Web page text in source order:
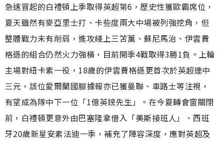
急速冒起的白禮頓上季取得英超第6，歷史性獲歐霸席位，
夏天雖然有麥亞里士打、卡些度兩大中場被列強挖角，但
整體戰力未有削弱，進攻綫上三笘薰、蘇尼馬治、伊雲費
格遜的組合仍然火力強橫，目前開季4戰取得3勝1負。上輪
主場對紐卡素一役，18歲的伊雲費格遜更首次於英超連中
三元，該位愛爾蘭國腳據報亦已獲曼聯、車路士等注視，
有望成為隊中下一位「1億英鎊先生」。在今夏轉會窗關閉
前，白禮頓更意外由巴塞隆拿借入「美斯接班人」、西班
牙20歲新星安素法迪一季，補充了陣容深度，應對英超及